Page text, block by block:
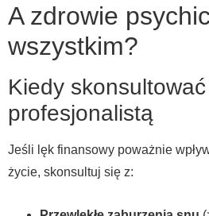
A zdrowie
wszystkim?
Kiedy
profesjonalistą
Jeśli lęk finansowy poważnie
życie, skonsultuj się z: